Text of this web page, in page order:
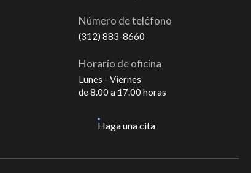
Número de teléfono
(312) 883-8660
Horario de oficina
Lunes - Viernes
de 8.00 a 17.00 horas
Haga una cita